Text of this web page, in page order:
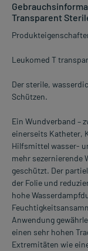
Transparent
Leukomed T
Der sterile,
Schützen.
Ein Wundverband –
einerseits Katheter,
Hilfsmittel wasser-
mehr sezernierende
geschützt. Der
der Folie und
hohe
Anwendung
einen sehr hohen
Extremitäten wie